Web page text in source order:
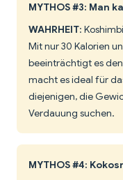
MYTHOS #3: Man
WAHRHEIT:
Mit nur 30 Kalorien
beeinträchtigt es
macht es ideal für
diejenigen, die
Verdauung suchen.
MYTHOS #4: